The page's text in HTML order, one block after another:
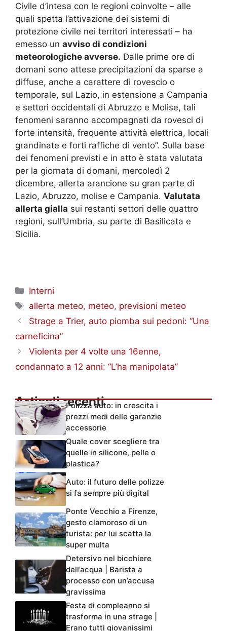
Civile d’intesa con le regioni coinvolte – alle
quali spetta l’attivazione dei sistemi di
protezione civile nei territori interessati – ha
emesso un avviso di condizioni
meteorologiche avverse. Dalle prime ore di
domani sono attese precipitazioni da sparse a
diffuse, anche a carattere di rovescio o
temporale, sul Lazio, in estensione a Campania
e settori occidentali di Abruzzo e Molise, tali
fenomeni saranno accompagnati da rovesci di
forte intensità, frequente attività elettrica, locali
grandinate e forti raffiche di vento”. Sulla base
dei fenomeni previsti e in atto è stata valutata
per la giornata di domani, mercoledì 2
dicembre, allerta arancione su gran parte di
Lazio, Abruzzo, molise e Campania. Valutata
allerta gialla sui restanti settori delle quattro
regioni, sull’Umbria, su parte di Basilicata e
Sicilia.
Categorie
Interni
Tag
allerta meteo, meteo, previsioni meteo
Strage a Trier, auto piomba sui pedoni: “Una
carneficina”
Violenta per 4 volte una 16enne,
condannato a 12 anni: “L’ha manipolata”
Articoli recentiPolizza auto: in crescita i
prezzi medi delle garanzie
accessorie
Quale cover scegliere tra
quelle in silicone, pelle o
plastica?
Auto: il futuro delle polizze
si fa sempre più digital
Ponte Vecchio a Firenze,
gesto clamoroso di un
turista: per lui scatta la
super multa
Detersivo nel bicchiere
dell’acqua | Barista a
processo con un’accusa
gravissima
Festa di compleanno si
trasforma in una strage |
Erano tutti giovanissimi